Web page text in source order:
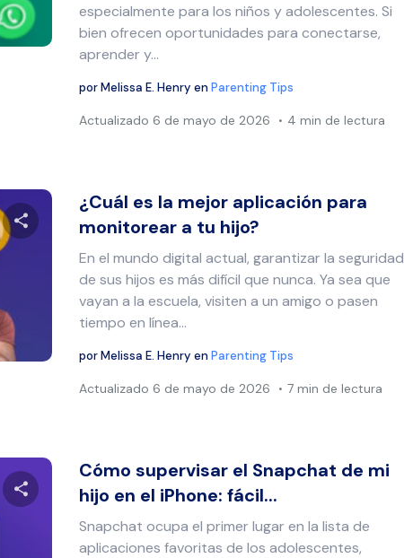
Twitter Facebook Copiar enlace
especialmente para los niños y adolescentes. Si
bien ofrecen oportunidades para conectarse,
aprender y…
porMelissa E. Henry enParenting Tips
Actualizado 6 de mayo de 2026 4 min de lectura
Comparte este artículo
Twitter
¿Cuál es la mejor aplicación para
monitorear a tu hijo?
En el mundo digital actual, garantizar la seguridad
de sus hijos es más difícil que nunca. Ya sea que
vayan a la escuela, visiten a un amigo o pasen
tiempo en línea...
porMelissa E. Henry enParenting Tips
Actualizado 6 de mayo de 2026 7 min de lectura
Comparte este artículo
Cómo supervisar el Snapchat de mi
hijo en el iPhone: fácil...
Snapchat ocupa el primer lugar en la lista de
aplicaciones favoritas de los adolescentes,